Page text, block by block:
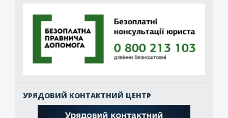
УРЯДОВИЙ КОНТАКТНИЙ ЦЕНТР